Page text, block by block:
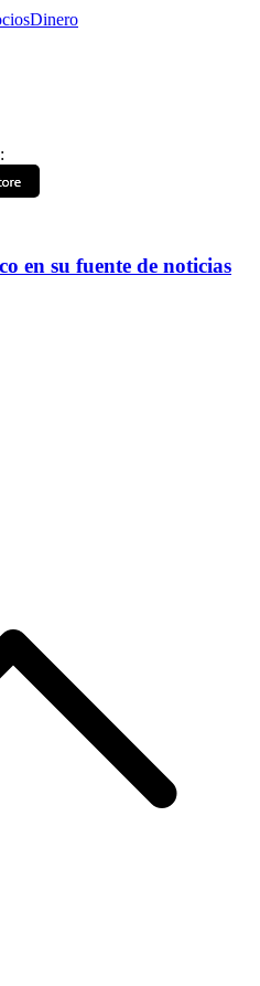
Dinero
:
en su fuente de noticias